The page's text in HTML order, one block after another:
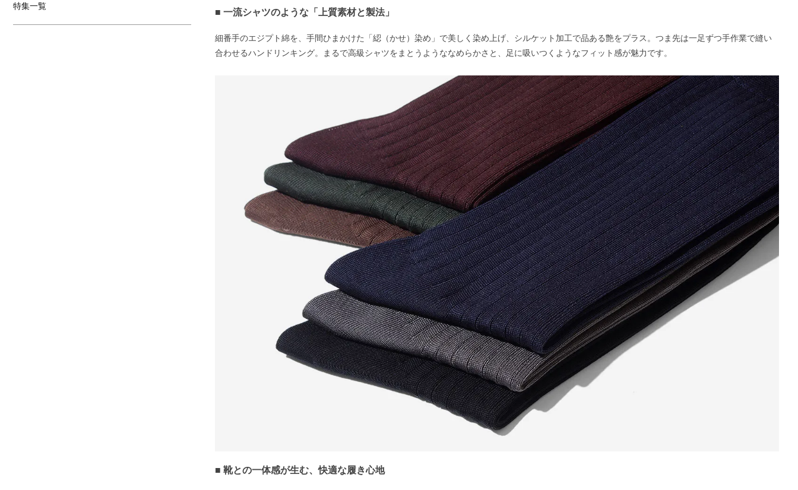
■ 一流シャツのような「上質素材と製法」
細番手のエジプト綿を、手間ひまかけた「綛（かせ）染め」で美しく染め上げ、シルケット加工で品ある艶をプラス。つま先は一足ずつ手作業で縫い
合わせるハンドリンキング。まるで高級シャツをまとうようななめらかさと、足に吸いつくようなフィット感が魅力です。
■ 靴との一体感が生む、快適な履き心地
特集一覧